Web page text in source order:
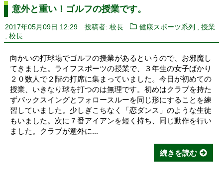
意外と重い！ゴルフの授業です。
2017年05月09日 12:29 投稿者: 校長 健康スポーツ系列 ,授業
校長
向かいの打球場でゴルフの授業があるというので、お邪魔し
てきました。ライフスポーツの授業で、３年生の女子ばかり
２０数人で２階の打席に集まっていました。今日が初めての
授業、いきなり球を打つのは無理です。初めはクラブを持た
ずバックスイングとフォロースルーを同じ形にすることを練
習していました。少しぎこちなく「恋ダンス」のような生徒
もいました。次に７番アイアンを短く持ち、同じ動作を行い
ました。クラブが意外に...
続きを読む